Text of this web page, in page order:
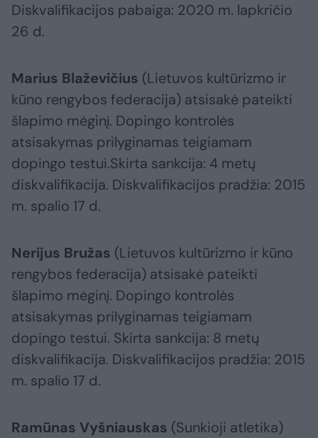
Diskvalifikacijos pabaiga: 2020 m. lapkričio
26 d.
Marius Blaževičius (Lietuvos kultūrizmo ir
kūno rengybos federacija) atsisakė pateikti
šlapimo mėginį. Dopingo kontrolės
atsisakymas prilyginamas teigiamam
dopingo testui.Skirta sankcija: 4 metų
diskvalifikacija. Diskvalifikacijos pradžia: 2015
m. spalio 17 d.
Nerijus Bružas (Lietuvos kultūrizmo ir kūno
rengybos federacija) atsisakė pateikti
šlapimo mėginį. Dopingo kontrolės
atsisakymas prilyginamas teigiamam
dopingo testui. Skirta sankcija: 8 metų
diskvalifikacija. Diskvalifikacijos pradžia: 2015
m. spalio 17 d.
Ramūnas Vyšniauskas (Sunkioji atletika)